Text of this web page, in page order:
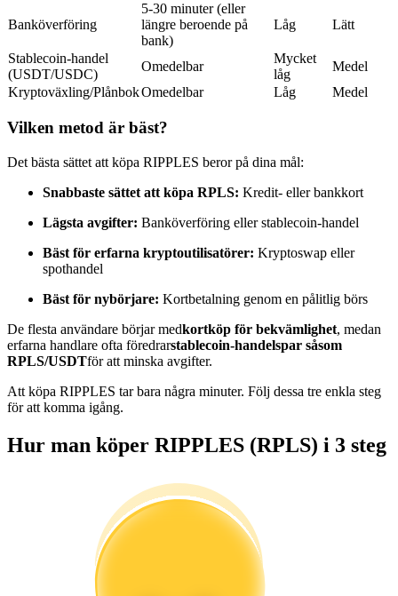
Kopiera Trading
Bli en Copy Trader
Njut av vinstdelning och kopieringshandelsprovisioner
Information
Big data-analys inklusive handelsinformation, etc.
Banköverföring
5-30 minuter (eller
längre beroende på
bank)
Låg Lätt
Stablecoin-handel
(USDT/USDC)
Omedelbar
Mycket
låg
Medel
Kryptoväxling/PlånbokOmedelbar Låg Medel
Vilken metod är bäst?
Det bästa sättet att köpa RIPPLES beror på dina mål:
Snabbaste sättet att köpa RPLS: Kredit- eller bankkort
Lägsta avgifter: Banköverföring eller stablecoin-handel
Bäst för erfarna kryptoutilisatörer: Kryptoswap eller
spothandel
Bäst för nybörjare: Kortbetalning genom en pålitlig börs
De flesta användare börjar medkortköp för bekvämlighet, medan
erfarna handlare ofta föredrarstablecoin-handelspar såsom
RPLS/USDTför att minska avgifter.
Att köpa RIPPLES tar bara några minuter. Följ dessa tre enkla steg
för att komma igång.
Hur man köper RIPPLES (RPLS) i 3 steg